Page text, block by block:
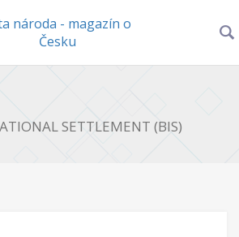
národa - magazín o
Česku
SETTLEMENT (BIS)